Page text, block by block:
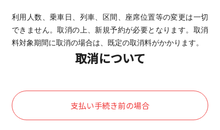
利用人数、乗車日、列車、区間、座席位置等の変更は一切
できません。取消の上、新規予約が必要となります。取消
料対象期間に取消の場合は、既定の取消料がかかります。
取消について
支払い手続き前の場合